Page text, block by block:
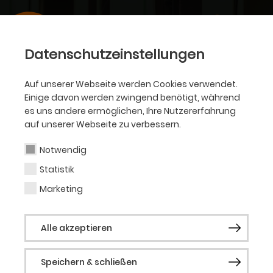
Datenschutzeinstellungen
Auf unserer Webseite werden Cookies verwendet.
Einige davon werden zwingend benötigt, während
es uns andere ermöglichen, Ihre Nutzererfahrung
auf unserer Webseite zu verbessern.
Notwendig
Statistik
Marketing
Alle akzeptieren
Speichern & schließen